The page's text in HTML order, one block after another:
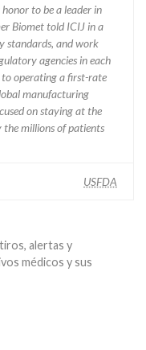
to be a leader in
Biomet told ICIJ in a
standards, and work
agencies in each
operating a first-rate
manufacturing
on staying at the
millions of patients
USFDA
alertas y
médicos y sus